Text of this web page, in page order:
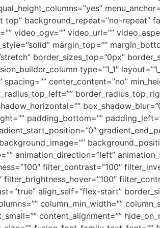
background_repeat=”no-repeat”
video_ogv=”” video_url=””
margin_top=””
border_sizes_top=”0px”
type=”1_1″
center_content=”no”
padding_bottom=””
animation_direction=”left”
filter_contrast=”100″
align_self=”flex-start”
column_min_width=””
content_alignment=””